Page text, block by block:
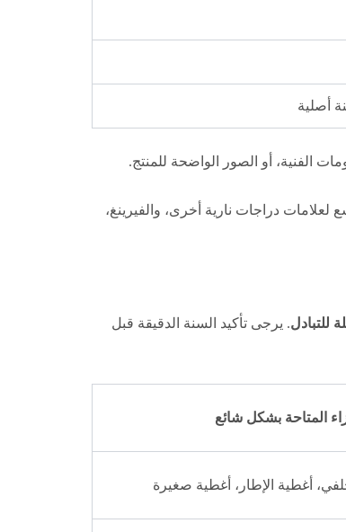
لعلامات دراجات نارية أخرى، والفيرينغ،
للتبادل. يرجى تأكيد السنة الدقيقة قبل
المتاحة بشكل شائع
أغطية الإطار، أغطية صغيرة